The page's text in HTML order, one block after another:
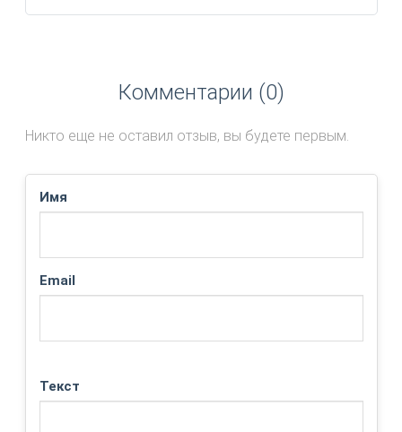
Комментарии (0)
Никто еще не оставил отзыв, вы будете первым.
Имя
Email
Текст